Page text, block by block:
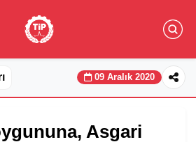
09 Aralık 2020
Asgari